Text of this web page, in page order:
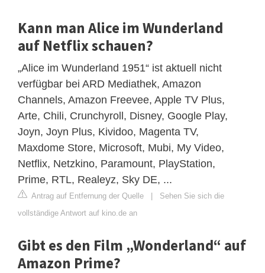
Kann man Alice im Wunderland
auf Netflix schauen?
„Alice im Wunderland 1951“ ist aktuell nicht
verfügbar bei ARD Mediathek, Amazon
Channels, Amazon Freevee, Apple TV Plus,
Arte, Chili, Crunchyroll, Disney, Google Play,
Joyn, Joyn Plus, Kividoo, Magenta TV,
Maxdome Store, Microsoft, Mubi, My Video,
Netflix, Netzkino, Paramount, PlayStation,
Prime, RTL, Realeyz, Sky DE, ...
Antrag auf Entfernung der Quelle | Sehen Sie sich die
vollständige Antwort auf kino.de an
Gibt es den Film „Wonderland“ auf
Amazon Prime?